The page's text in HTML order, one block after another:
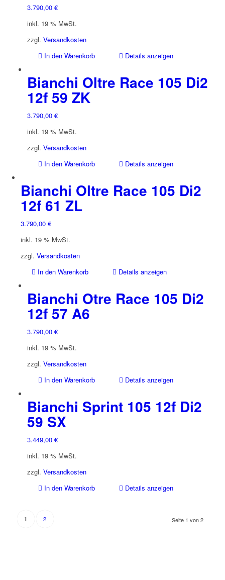
3.790,00 €
inkl. 19 % MwSt.
zzgl. Versandkosten
In den Warenkorb
Details anzeigen
Bianchi Oltre Race 105 Di2
12f 59 ZK
3.790,00 €
inkl. 19 % MwSt.
zzgl. Versandkosten
In den Warenkorb
Details anzeigen
Bianchi Oltre Race 105 Di2
12f 61 ZL
3.790,00 €
inkl. 19 % MwSt.
zzgl. Versandkosten
In den Warenkorb
Details anzeigen
Bianchi Otre Race 105 Di2
12f 57 A6
3.790,00 €
inkl. 19 % MwSt.
zzgl. Versandkosten
In den Warenkorb
Details anzeigen
Bianchi Sprint 105 12f Di2
59 SX
3.449,00 €
inkl. 19 % MwSt.
zzgl. Versandkosten
In den Warenkorb
Details anzeigen
Seite 1 von 2
1 2